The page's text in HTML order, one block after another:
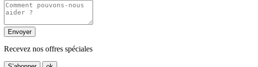
Recevez nos offres spéciales